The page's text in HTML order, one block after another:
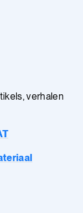
verhalen